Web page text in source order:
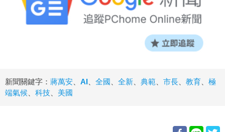
新聞關鍵字： 蔣萬安 AI 全國 全新 典範 市長 教育
極
端氣候
科技 美國